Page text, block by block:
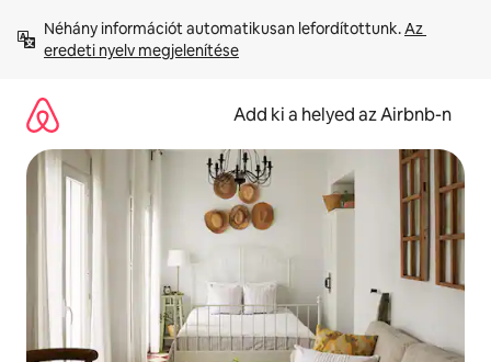
tartalomra
Néhány információt automatikusan lefordítottunk. Az
eredeti nyelv megjelenítése
Add ki a helyed az Airbnb-n